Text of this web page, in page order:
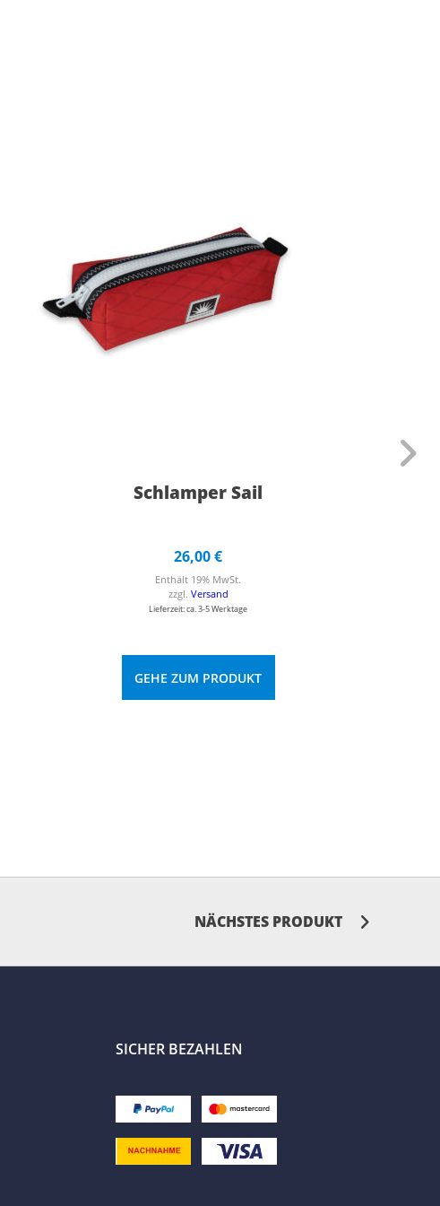
Schlamper Sail
26,00€
Enthält 19% MwSt.
zzgl. Versand
Lieferzeit: ca. 3-5 Werktage
GEHE ZUM PRODUKT
NÄCHSTES PRODUKT
SICHER BEZAHLEN